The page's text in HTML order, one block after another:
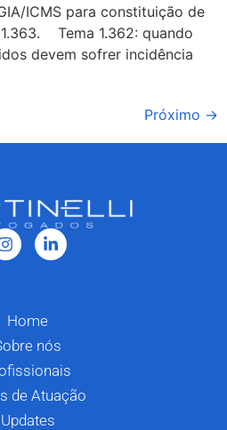
ICMS para constituição de
Tema 1.362: quando
devem sofrer incidência
Próximo →
Home
nós
de Atuação
Updates